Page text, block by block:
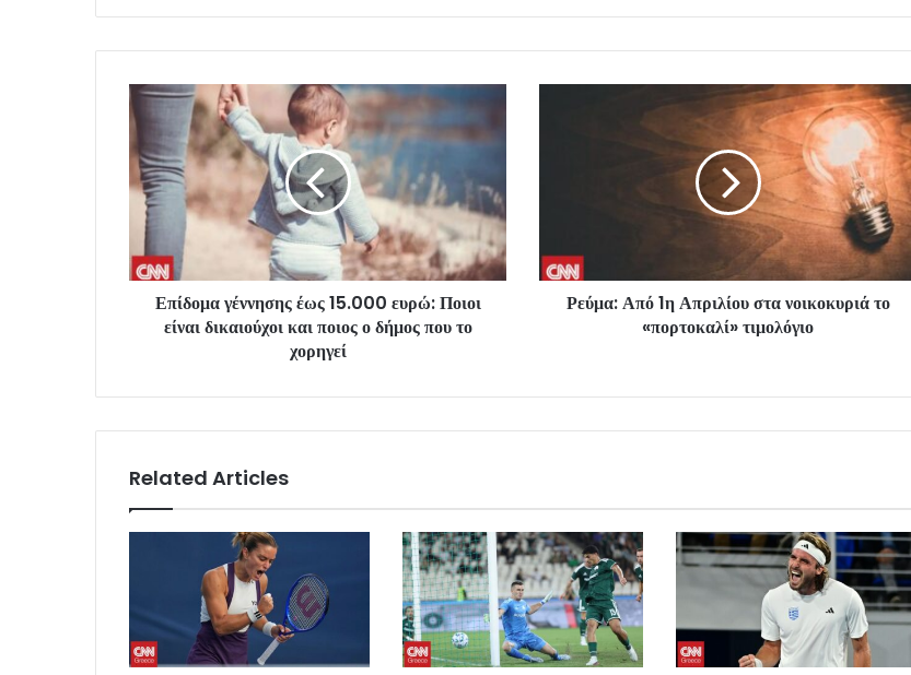
Επίδομα γέννησης έως 15.000 ευρώ: Ποιοι
είναι δικαιούχοι και ποιος ο δήμος που το
χορηγεί
Ρεύμα: Από 1η Απριλίου στα νοικοκυριά το
«πορτοκαλί» τιμολόγιο
Related Articles